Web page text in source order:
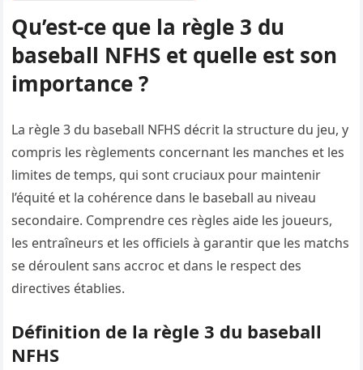
Qu’est-ce que la règle 3 du
baseball NFHS et quelle est son
importance ?
La règle 3 du baseball NFHS décrit la structure du jeu, y
compris les règlements concernant les manches et les
limites de temps, qui sont cruciaux pour maintenir
l’équité et la cohérence dans le baseball au niveau
secondaire. Comprendre ces règles aide les joueurs,
les entraîneurs et les officiels à garantir que les matchs
se déroulent sans accroc et dans le respect des
directives établies.
Définition de la règle 3 du baseball
NFHS